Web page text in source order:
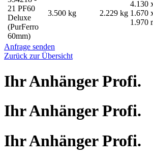
21 PF60
Deluxe
(PurFerro
60mm)
3.500 kg 2.229 kg
4.130
1.670
1.970
Anfrage senden
Zurück zur Übersicht
Ihr Anhänger Profi.
Ihr Anhänger Profi.
Ihr Anhänger Profi.